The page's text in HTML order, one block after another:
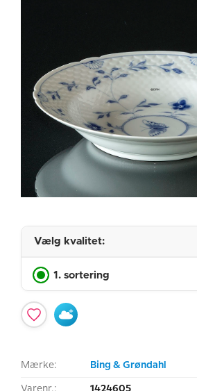
Vælg kvalitet:
1. sortering
Mærke: Bing & Grøndahl